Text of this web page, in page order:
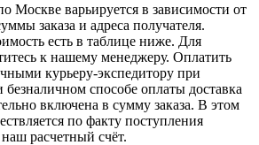
Москве варьируется в зависимости от
заказа и адреса получателя.
есть в таблице ниже. Для
к нашему менеджеру. Оплатить
курьеру-экспедитору при
способе оплаты доставка
включена в сумму заказа. В этом
по факту поступления
расчетный счёт.